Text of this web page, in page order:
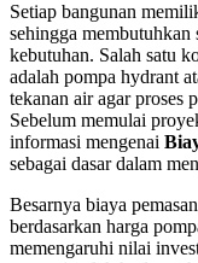
Setiap bangunan
sehingga membutuhkan
kebutuhan. Salah satu
adalah pompa hydrant
tekanan air agar proses
Sebelum memulai
informasi mengenai
sebagai dasar dalam
Besarnya biaya
berdasarkan harga
memengaruhi nilai